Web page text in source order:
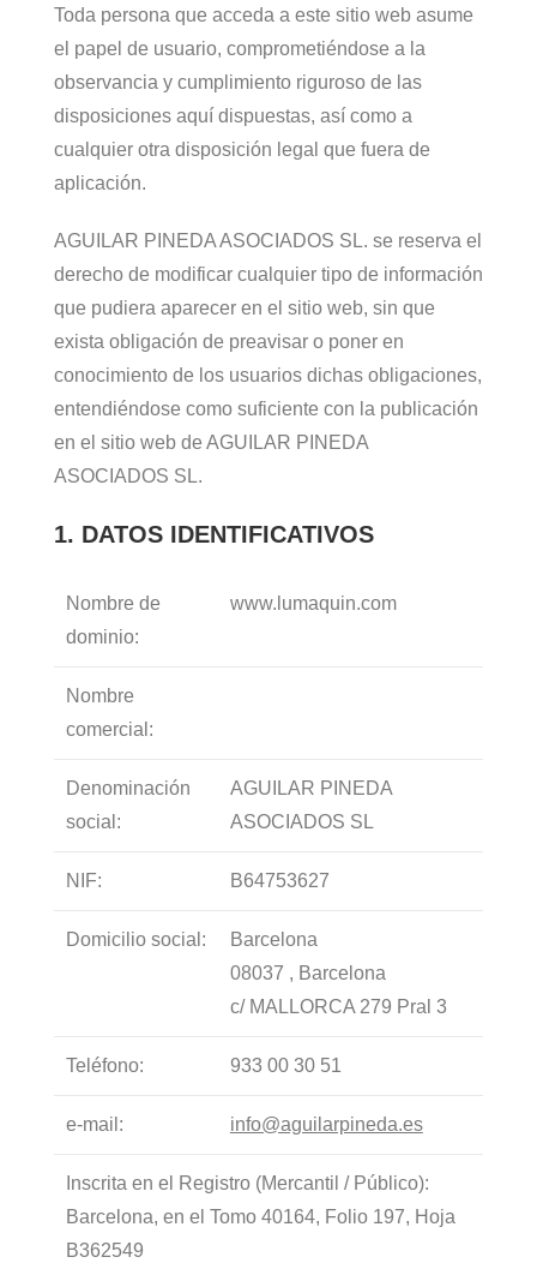
Toda persona que acceda a este sitio web asume
el papel de usuario, comprometiéndose a la
observancia y cumplimiento riguroso de las
disposiciones aquí dispuestas, así como a
cualquier otra disposición legal que fuera de
aplicación.
AGUILAR PINEDA ASOCIADOS SL. se reserva el
derecho de modificar cualquier tipo de información
que pudiera aparecer en el sitio web, sin que
exista obligación de preavisar o poner en
conocimiento de los usuarios dichas obligaciones,
entendiéndose como suficiente con la publicación
en el sitio web de AGUILAR PINEDA
ASOCIADOS SL.
1. DATOS IDENTIFICATIVOS
Nombre de
dominio:
www.lumaquin.com
Nombre
comercial:
Denominación
social:
AGUILAR PINEDA
ASOCIADOS SL
NIF: B64753627
Domicilio social:
Barcelona
08037 , Barcelona
c/ MALLORCA 279 Pral 3
Teléfono: 933 00 30 51
e-mail: info@aguilarpineda.es
Inscrita en el Registro (Mercantil / Público):
Barcelona, en el Tomo 40164, Folio 197, Hoja
B362549